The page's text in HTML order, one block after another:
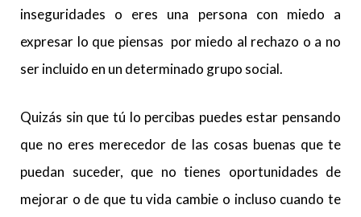
inseguridades o eres una persona con miedo a
expresar lo que piensas por miedo al rechazo o a no
ser incluido en un determinado grupo social.
Quizás sin que tú lo percibas puedes estar pensando
que no eres merecedor de las cosas buenas que te
puedan suceder, que no tienes oportunidades de
mejorar o de que tu vida cambie o incluso cuando te